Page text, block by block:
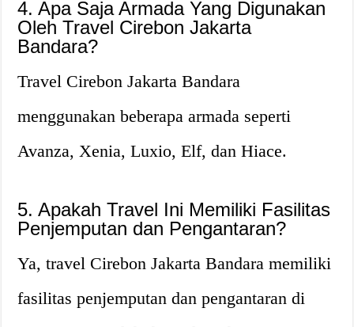
4. Apa Saja Armada Yang Digunakan
Oleh Travel Cirebon Jakarta
Bandara?
Travel Cirebon Jakarta Bandara
menggunakan beberapa armada seperti
Avanza, Xenia, Luxio, Elf, dan Hiace.
5. Apakah Travel Ini Memiliki Fasilitas
Penjemputan dan Pengantaran?
Ya, travel Cirebon Jakarta Bandara memiliki
fasilitas penjemputan dan pengantaran di